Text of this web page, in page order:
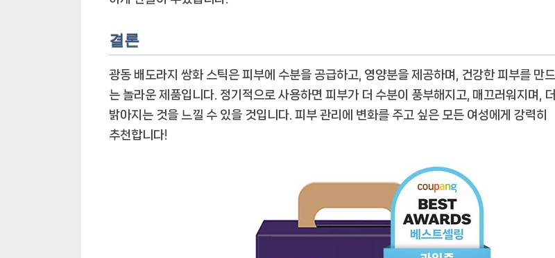
결론
광동 배도라지 쌍화 스틱은 피부에 수분을 공급하고, 영양분을 제공하며, 건강한 피부를 만드
는 놀라운 제품입니다. 정기적으로 사용하면 피부가 더 수분이 풍부해지고, 매끄러워지며, 더
밝아지는 것을 느낄 수 있을 것입니다. 피부 관리에 변화를 주고 싶은 모든 여성에게 강력히
추천합니다!